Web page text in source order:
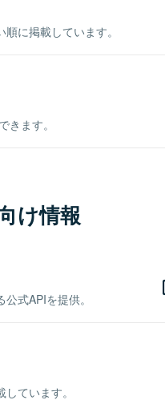
に掲載しています。
ます。
け情報
式APIを提供。
ています。